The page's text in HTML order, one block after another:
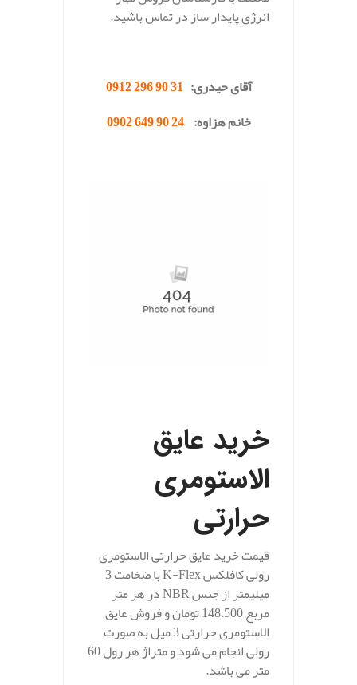
انرژی پایدار ساز در تماس باشید.
آقای حیدری: 31 90 296 0912
خانم هزاوه:24 90 649 0902
خرید عایق
الاستومری
حرارتی
قیمت خرید عایق حرارتی الاستومری
رولی کافلکس K-Flex با ضخامت 3
میلیمتر از جنس NBR در هر متر
مربع 148.500 تومان و فروش عایق
الاستومری حرارتی 3 میل به صورت
رولی انجام می شود و متراژ هر رول 60
متر می باشد.